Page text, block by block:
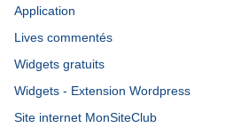
Application
Lives commentés
Widgets gratuits
Widgets - Extension Wordpress
Site internet MonSiteClub